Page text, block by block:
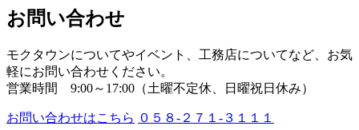
お問い合わせ
モクタウンについてやイベント、工務店についてなど、お気
軽にお問い合わせください。
営業時間 9:00～17:00（土曜不定休、日曜祝日休み）
お問い合わせはこちら ０５８-２７１-３１１１